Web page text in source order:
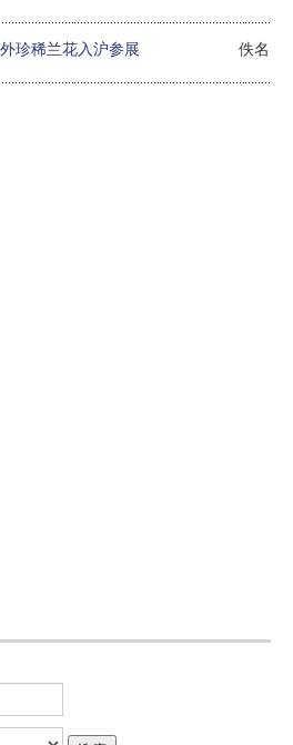
珍稀兰花入沪参展 佚名